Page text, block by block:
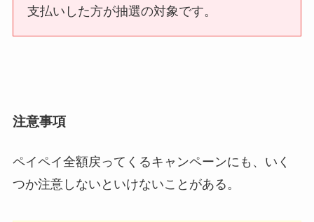
支払いした方が抽選の対象です。
注意事項
ペイペイ全額戻ってくるキャンペーンにも、いく
つか注意しないといけないことがある。